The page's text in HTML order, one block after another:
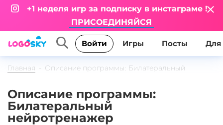
+1 неделя игр за подписку в инстаграме !
ПРИСОЕДИНЯЙСЯ
Игры Посты Для
Войти
Главная
Описание программы: Билатеральный
Описание программы:
Билатеральный
нейротренажер